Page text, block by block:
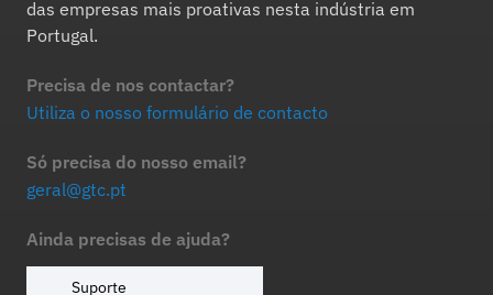
das empresas mais proativas nesta indústria em
Portugal.
Precisa de nos contactar?
Utiliza o nosso formulário de contacto
Só precisa do nosso email?
geral@gtc.pt
Ainda precisas de ajuda?
Suporte